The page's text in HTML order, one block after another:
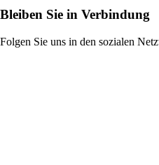
Bleiben Sie in Verbindung
Folgen Sie uns in den sozialen